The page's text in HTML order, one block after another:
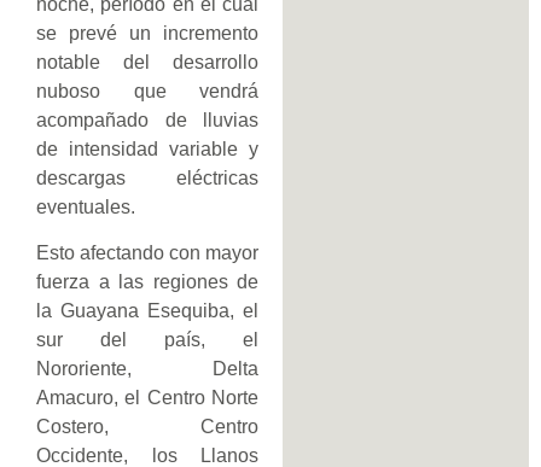
se prevé un incremento
notable del desarrollo
nuboso que vendrá
acompañado de lluvias
de intensidad variable y
descargas eléctricas
eventuales.
Esto afectando con mayor
fuerza a las regiones de
la Guayana Esequiba, el
sur del país, el
Nororiente, Delta
Amacuro, el Centro Norte
Costero, Centro
Occidente, los Llanos